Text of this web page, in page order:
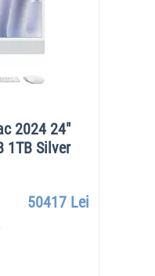
2024 24"
1TB Silver
50417 Lei